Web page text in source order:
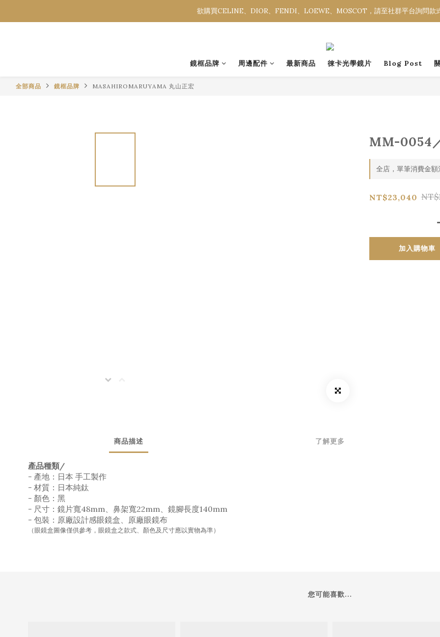
欲購買CELINE、DIOR、FENDI、LOEWE、MOSCOT，請至社群平台詢問款
欲購買CELINE、DIOR、FENDI、LOEWE、MOSCOT，請至社群平台詢問款
鏡框品牌 周邊配件 最新商品 徠卡光學鏡片 Blog Post
全部商品 鏡框品牌 MASAHIROMARUYAMA 丸山正宏
MM-0054
全店，單筆消費金額
NT$23,040
加入購物車
商品描述 了解更多
產品種類/
- 產地：日本 手工製作
- 材質：日本純鈦
- 顏色：黑
- 尺寸：鏡片寬48mm、鼻架寬22mm、鏡腳長度140mm
- 包裝：原廠設計感眼鏡盒、原廠眼鏡布
（眼鏡盒圖像僅供參考，眼鏡盒之款式、顏色及尺寸應以實物為準）
您可能喜歡...